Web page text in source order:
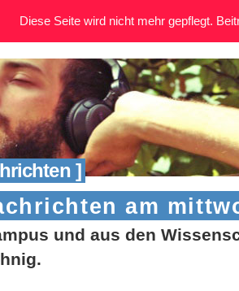
]
am
und aus den
Diese Seite wird nicht mehr gepflegt.